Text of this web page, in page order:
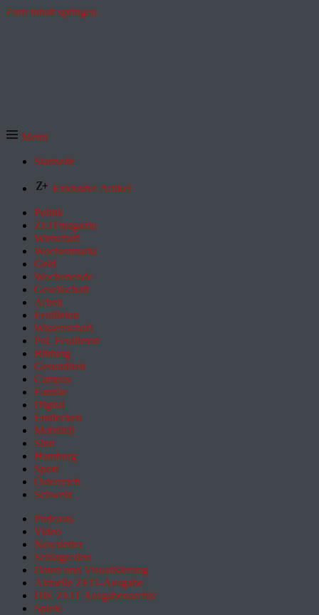
Zum Inhalt springen
Menü
Startseite
Exklusive Artikel
Politik
ZEITmagazin
Wirtschaft
Wochenmarkt
Geld
Wochenende
Gesellschaft
Arbeit
Feuilleton
Wissenschaft
Pol. Feuilleton
Bildung
Gesundheit
Campus
Familie
Digital
Entdecken
Mobilität
Sinn
Hamburg
Sport
Österreich
Schweiz
Podcasts
Video
Newsletter
Schlagzeilen
Daten und Visualisierung
Aktuelle ZEIT-Ausgabe
DIE ZEIT Ausgabenarchiv
Spiele